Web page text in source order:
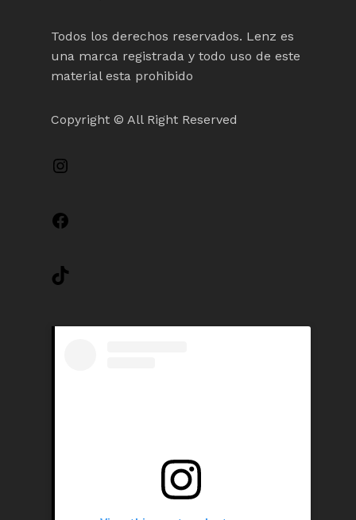
Todos los derechos reservados. Lenz es
una marca registrada y todo uso de este
material esta prohibido
Copyright © All Right Reserved